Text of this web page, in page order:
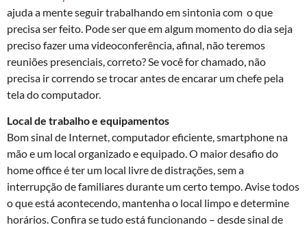
ajuda a mente seguir trabalhando em sintonia com o que
precisa ser feito. Pode ser que em algum momento do dia seja
preciso fazer uma videoconferência, afinal, não teremos
reuniões presenciais, correto? Se você for chamado, não
precisa ir correndo se trocar antes de encarar um chefe pela
tela do computador.
Local de trabalho e equipamentos
Bom sinal de Internet, computador eficiente, smartphone na
mão e um local organizado e equipado. O maior desafio do
home office é ter um local livre de distrações, sem a
interrupção de familiares durante um certo tempo. Avise todos
o que está acontecendo, mantenha o local limpo e determine
horários. Confira se tudo está funcionando – desde sinal de